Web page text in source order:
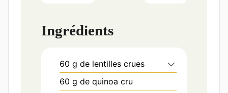
Ingrédients
60 g de lentilles crues
60 g de quinoa cru